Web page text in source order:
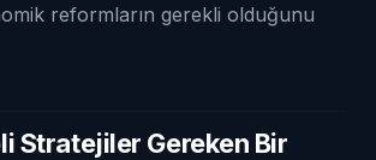
reformların gerekli olduğunu
Stratejiler Gereken Bir